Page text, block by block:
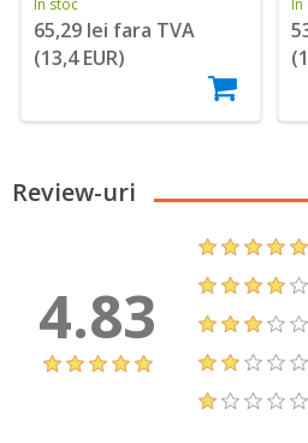
În stoc
65,29 lei fara TVA
(13,4 EUR)
În
Review-uri
4.83